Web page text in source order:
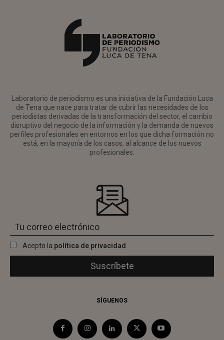
Laboratorio de periodismo es una iniciativa de la Fundación Luca
de Tena que nace para tratar de cubrir las necesidades de los
periodistas derivadas de la transformación del sector, el cambio
disruptivo del negocio de la información y la demanda de nuevos
perfiles profesionales en entornos en los que dicha formación no
está, en la mayoría de los casos, al alcance de los nuevos
profesionales.
Acepto la política de privacidad
SÍGUENOS